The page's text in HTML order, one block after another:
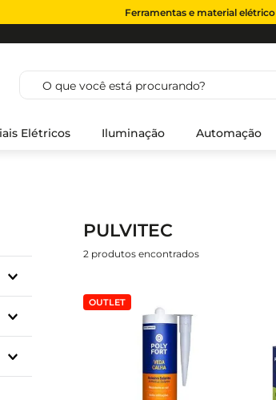
Ferramentas e material elétrico
O que você está procurando?
Elétricos Iluminação Automação
PULVITEC
2 produtos
OUTLET